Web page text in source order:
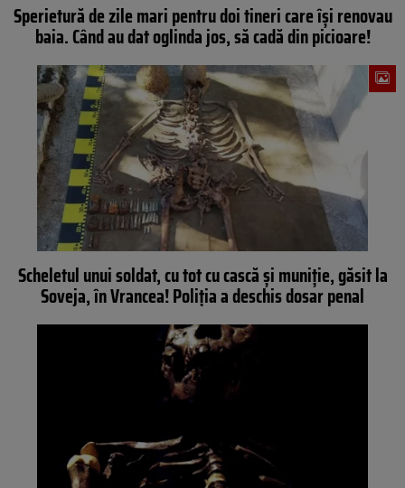
Sperietură de zile mari pentru doi tineri care își renovau
baia. Când au dat oglinda jos, să cadă din picioare!
Scheletul unui soldat, cu tot cu cască și muniție, găsit la
Soveja, în Vrancea! Poliția a deschis dosar penal